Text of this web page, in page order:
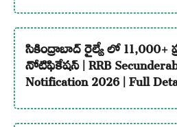
సికింద్రాబాద్ రైల్వే లో 11,000+
నోటిఫికేషన్ | RRB
Notification 2026 | Full